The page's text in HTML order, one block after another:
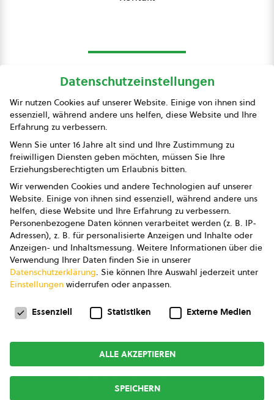
Presse
Impressum
Datenschutz
AGB
AGB Marketing GmbH
AGB Bildung
Newsletter
Copyright © 2026bio austria
Datenschutzeinstellungen
Wir nutzen Cookies auf unserer Website. Einige von ihnen sind
essenziell, während andere uns helfen, diese Website und Ihre
Erfahrung zu verbessern.
Wenn Sie unter 16 Jahre alt sind und Ihre Zustimmung zu
freiwilligen Diensten geben möchten, müssen Sie Ihre
Erziehungsberechtigten um Erlaubnis bitten.
Wir verwenden Cookies und andere Technologien auf unserer
Website. Einige von ihnen sind essenziell, während andere uns
helfen, diese Website und Ihre Erfahrung zu verbessern.
Personenbezogene Daten können verarbeitet werden (z. B. IP-
Adressen), z. B. für personalisierte Anzeigen und Inhalte oder
Anzeigen- und Inhaltsmessung. Weitere Informationen über die
Verwendung Ihrer Daten finden Sie in unserer
Datenschutzerklärung. Sie können Ihre Auswahl jederzeit unter
Einstellungen widerrufen oder anpassen.
Datenschutzeinstellungen
Essenziell Statistiken Externe Medien
ALLE AKZEPTIEREN
SPEICHERN